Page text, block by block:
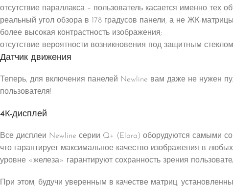
отсутствие параллакса – пользователь касается именно тех
реальный угол обзора в 178 градусов панели, а не ЖК-
более высокая контрастность изображения;
отсутствие вероятности возникновения под защитным
Датчик движения
Теперь, для включения панелей Newline вам даже не нужен
пользователя!
4К-дисплей
Все дисплеи Newline серии Q+ (Elara) оборудуются самыми
что гарантирует максимальное качество изображения в
уровне «железа» гарантируют сохранность зрения
При этом, будучи уверенным в качестве матриц,